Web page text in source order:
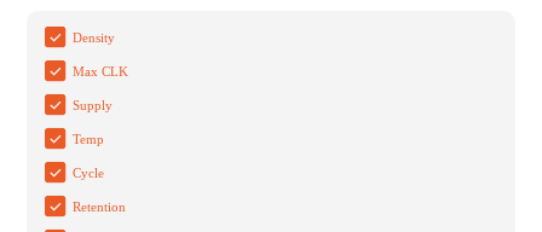
Density
Max CLK
Supply
Temp
Cycle
Retention